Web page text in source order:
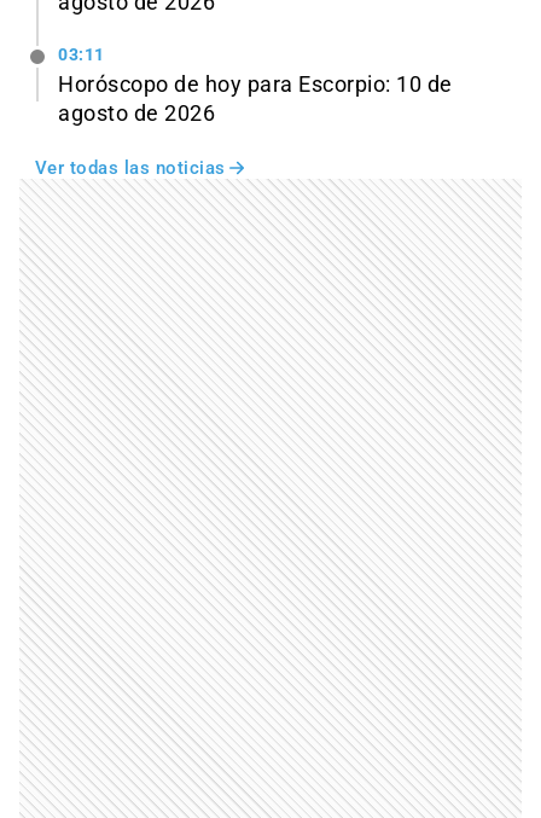
03:11
Horóscopo de hoy para Escorpio: 10 de
agosto de 2026
Ver todas las noticias